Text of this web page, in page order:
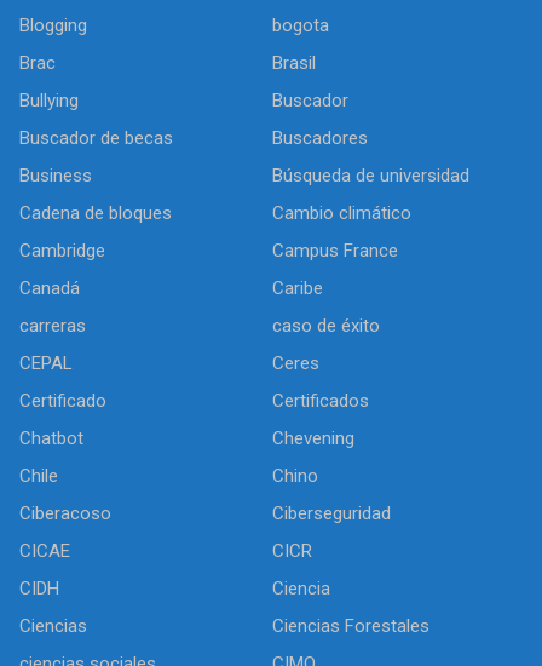
Blogging
bogota
Brac
Brasil
Bullying
Buscador
Buscador de becas
Buscadores
Business
Búsqueda de universidad
Cadena de bloques
Cambio climático
Cambridge
Campus France
Canadá
Caribe
carreras
caso de éxito
CEPAL
Ceres
Certificado
Certificados
Chatbot
Chevening
Chile
Chino
Ciberacoso
Ciberseguridad
CICAE
CICR
CIDH
Ciencia
Ciencias
Ciencias Forestales